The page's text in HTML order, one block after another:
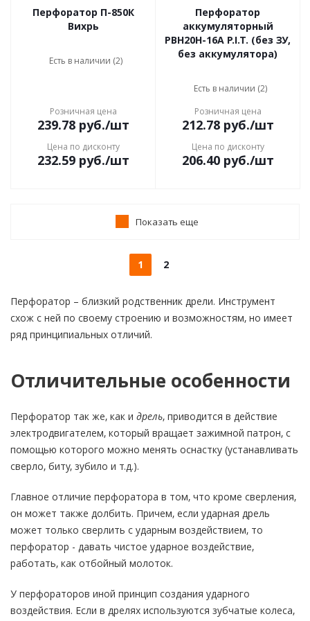
Перфоратор П-850К
Вихрь
Есть в наличии (2)
Розничная цена
239.78руб./шт
Цена по дисконту
232.59руб./шт
Перфоратор
аккумуляторный
PBH20H-16A P.I.T. (без ЗУ,
без аккумулятора)
Есть в наличии (2)
Розничная цена
212.78руб./шт
Цена по дисконту
206.40руб./шт
Показать еще
1 2
Перфоратор – близкий родственник дрели. Инструмент
схож с ней по своему строению и возможностям, но имеет
ряд принципиальных отличий.
Отличительные особенности
Перфоратор так же, как и дрель, приводится в действие
электродвигателем, который вращает зажимной патрон, с
помощью которого можно менять оснастку (устанавливать
сверло, биту, зубило и т.д.).
Главное отличие перфоратора в том, что кроме сверления,
он может также долбить. Причем, если ударная дрель
может только сверлить с ударным воздействием, то
перфоратор - давать чистое ударное воздействие,
работать, как отбойный молоток.
У перфораторов иной принцип создания ударного
воздействия. Если в дрелях используются зубчатые колеса,